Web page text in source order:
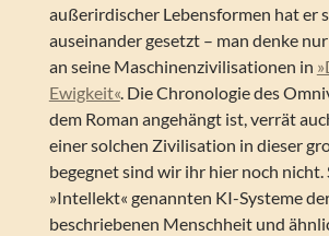
außerirdischer Lebensformen hat er
auseinander gesetzt – man denke
an seine Maschinenzivilisationen in
Ewigkeit«. Die Chronologie des
dem Roman angehängt ist, verrät
einer solchen Zivilisation in dieser
begegnet sind wir ihr hier noch nicht.
»Intellekt« genannten KI-Systeme
beschriebenen Menschheit und